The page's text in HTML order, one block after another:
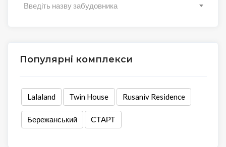
Введіть назву забудовника
Популярні комплекси
Lalaland Twin House Rusaniv Residence
Бережанський СТАРТ